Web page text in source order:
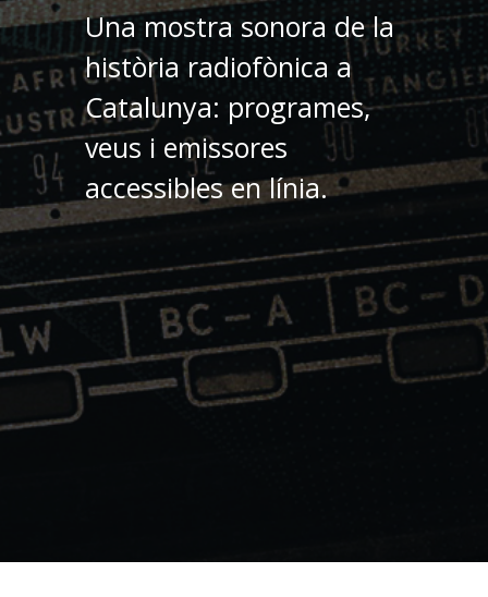
Una mostra sonora de la
història radiofònica a
Catalunya: programes,
veus i emissores
accessibles en línia.